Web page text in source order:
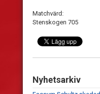
Matchvärd:
Stenskogen 705
Nyhetsarkiv